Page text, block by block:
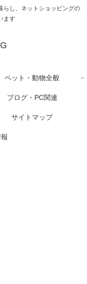
らし、ネットショッピングの
ます
ペット・動物全般
ブログ・PC関連
サイトマップ